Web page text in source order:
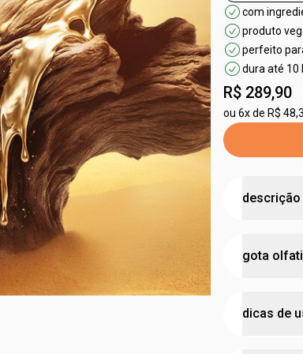
com
produto
perfeito
dura até 10
R$ 289,90
ou 6x de R$
descrição
líquido da
do mundo,
gota
dicas de